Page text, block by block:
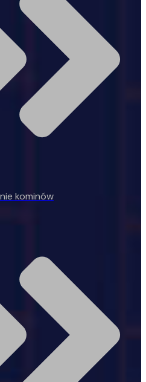
kominów